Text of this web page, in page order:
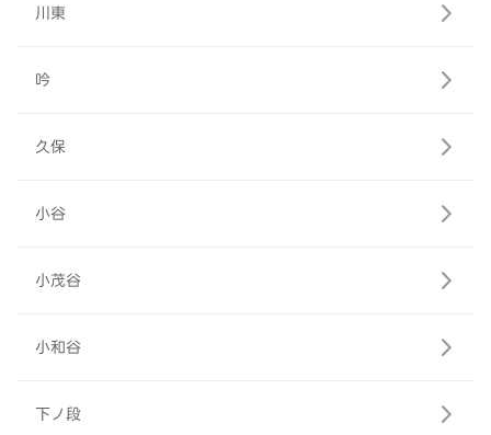
川東
吟
久保
小谷
小茂谷
小和谷
下ノ段